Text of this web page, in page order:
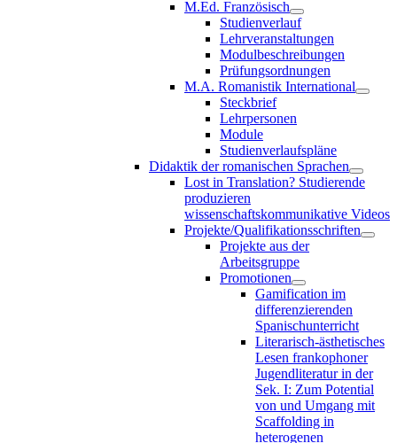
M.Ed. Französisch
Studienverlauf
Lehrveranstaltungen
Modulbeschreibungen
Prüfungsordnungen
M.A. Romanistik International
Steckbrief
Lehrpersonen
Module
Studienverlaufspläne
Didaktik der romanischen Sprachen
Lost in Translation? Studierende
produzieren
wissenschaftskommunikative Videos
Projekte/Qualifikationsschriften
Projekte aus der
Arbeitsgruppe
Promotionen
Gamification im
differenzierenden
Spanischunterricht
Literarisch-ästhetisches
Lesen frankophoner
Jugendliteratur in der
Sek. I: Zum Potential
von und Umgang mit
Scaffolding in
heterogenen